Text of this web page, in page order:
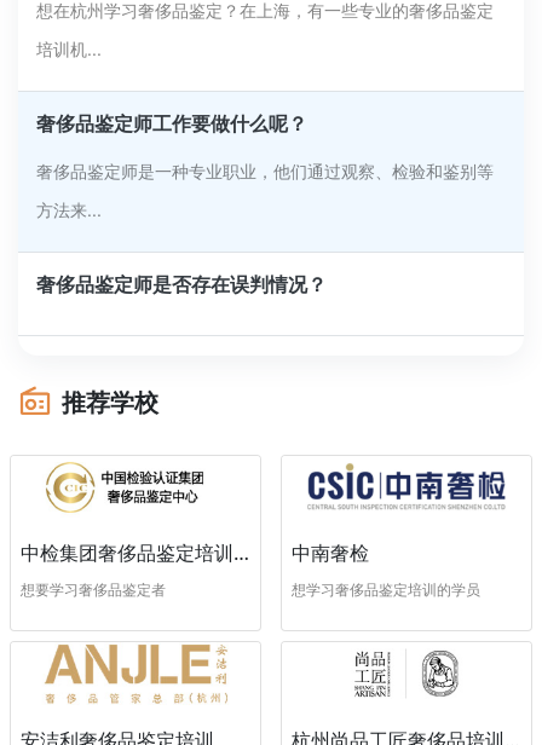
想在杭州学习奢侈品鉴定？在上海，有一些专业的奢侈品鉴定
培训机...
奢侈品鉴定师工作要做什么呢？
奢侈品鉴定师是一种专业职业，他们通过观察、检验和鉴别等
方法来...
奢侈品鉴定师是否存在误判情况？
推荐学校
中检集团奢侈品鉴定培训中心
想要学习奢侈品鉴定者
中南奢检
想学习奢侈品鉴定培训的学员
安洁利奢侈品鉴定培训